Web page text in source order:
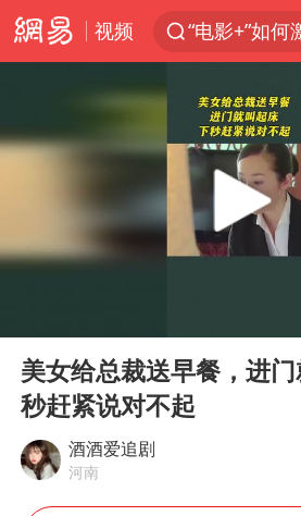
视频
秋天的第一
四川宜宾高
38岁演员求
胜宏科技：
国乒男单横
Play
美女给总裁送早餐，进
秒赶紧说对不起
酒酒爱追剧
河南